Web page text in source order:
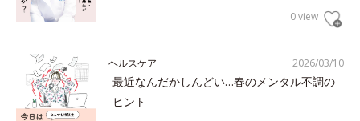
0 view
2026/03/10
ヘルスケア
最近なんだかしんどい…春のメンタル不調の
ヒント